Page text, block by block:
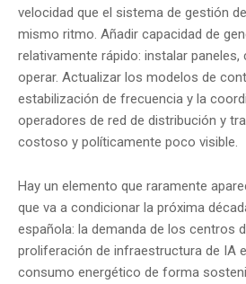
velocidad que el sistema de gestión
mismo ritmo. Añadir capacidad de
relativamente rápido: instalar paneles,
operar. Actualizar los modelos de
estabilización de frecuencia y la
operadores de red de distribución y
costoso y políticamente poco visible.
Hay un elemento que raramente
que va a condicionar la próxima
española: la demanda de los centros
proliferación de infraestructura de IA
consumo energético de forma